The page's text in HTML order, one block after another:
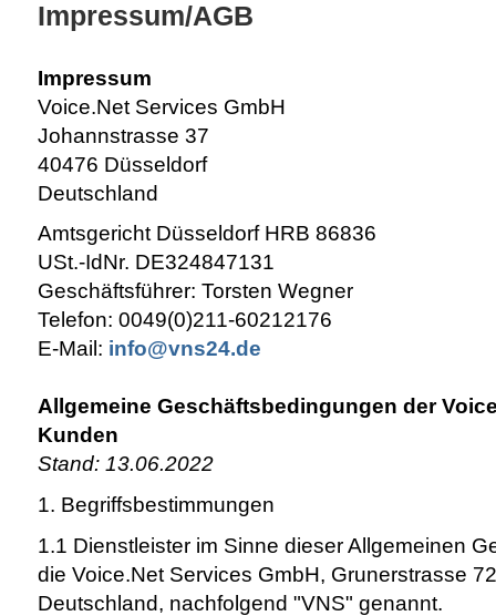
Impressum/AGB
Impressum
Voice.Net Services GmbH
Johannstrasse 37
40476 Düsseldorf
Deutschland
Amtsgericht Düsseldorf HRB 86836
USt.-IdNr. DE324847131
Geschäftsführer: Torsten Wegner
Telefon: 0049(0)211-60212176
E-Mail: info@vns24.de
Allgemeine Geschäftsbedingungen der
Kunden
Stand: 13.06.2022
1. Begriffsbestimmungen
1.1 Dienstleister im Sinne dieser Allgemeinen
die Voice.Net Services GmbH, Grunerstrasse
Deutschland, nachfolgend "VNS" genannt.